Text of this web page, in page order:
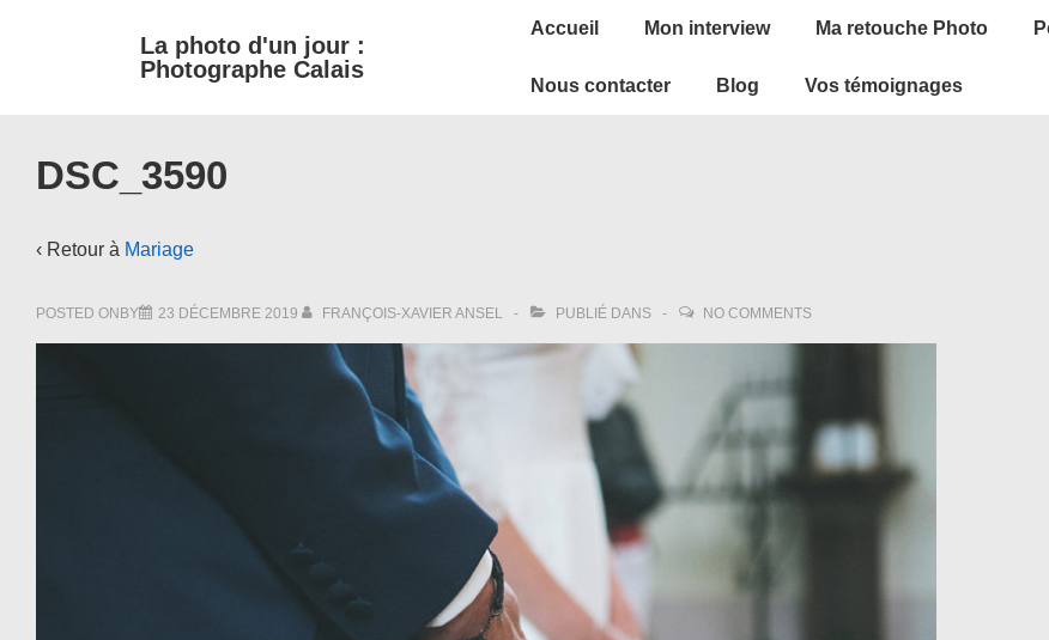
La photo d'un jour :
Photographe Calais
Main
Accueil Mon interview Ma retouche Photo
Nous contacter Blog Vos témoignages
DSC_3590
‹ Retour à Mariage
POSTED ONBY 23 DÉCEMBRE 2019 FRANÇOIS-XAVIER ANSEL PUBLIÉ DANS NO COMMENTS